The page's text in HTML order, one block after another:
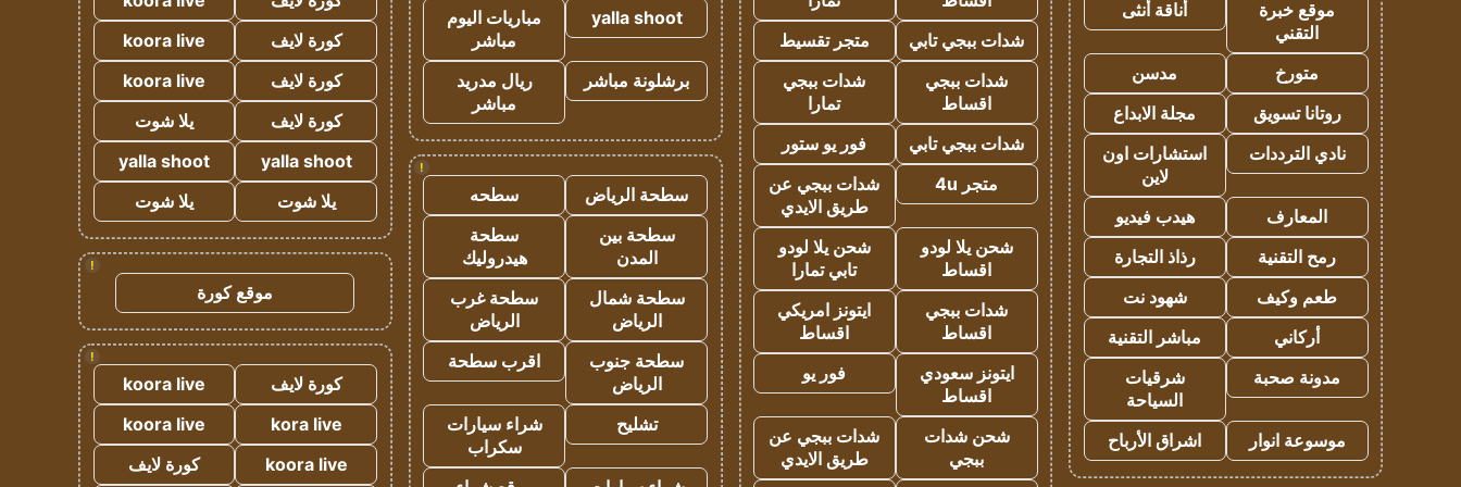
موقع خبرة
التقني
أناقة أنثى
متورخ
مدسن
روتانا تسويق
مجلة الابداع
نادي الترددات
استشارات اون
لاين
المعارف
هيدب فيديو
رمح التقنية
رذاذ التجارة
طعم وكيف
شهود نت
أركاني
مباشر التقنية
مدونة صحبة
شرقيات
السياحة
موسوعة انوار
اشراق الأرباح
شدات ببجي تابي
متجر تقسيط
شدات ببجي
اقساط
شدات ببجي
تمارا
شدات ببجي تابي
فور يو ستور
متجر 4u
شدات ببجي عن
طريق الايدي
شحن يلا لودو
اقساط
شحن يلا لودو
تابي تمارا
شدات ببجي
اقساط
ايتونز امريكي
اقساط
ايتونز سعودي
اقساط
فور يو
شحن شدات
ببجي
شدات ببجي عن
طريق الايدي
yalla shoot
مباريات اليوم
مباشر
برشلونة مباشر
ريال مدريد
مباشر
!
سطحة الرياض
سطحه
سطحة بين
المدن
سطحة
هيدروليك
سطحة شمال
الرياض
سطحة غرب
الرياض
سطحة جنوب
الرياض
اقرب سطحة
تشليح
شراء سيارات
سكراب
كورة لايف
koora live
كورة لايف
koora live
كورة لايف
يلا شوت
yalla shoot
yalla shoot
يلا شوت
يلا شوت
!
موقع كورة
!
كورة لايف
koora live
kora live
koora live
koora live
كورة لايف